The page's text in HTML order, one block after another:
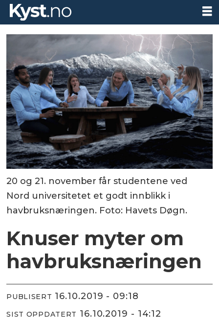
20 og 21. november får studentene ved
Nord universitetet et godt innblikk i
havbruksnæringen. Foto: Havets Døgn.
Knuser myter om
havbruksnæringen
PUBLISERT 16.10.2019 - 09:18
SIST OPPDATERT 16.10.2019 - 14:12